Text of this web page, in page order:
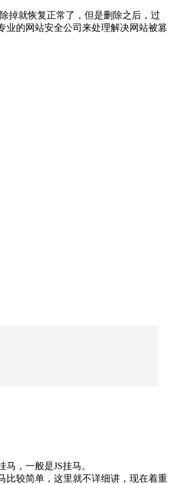
掉就恢复正常了，但是删除之后，过
业的网站安全公司来处理解决网站被篡
，一般是JS挂马。
较简单，这里就不详细讲，现在着重